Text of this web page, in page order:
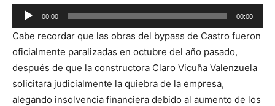
Reproductor
de
audio
00:00 00:00
Cabe recordar que las obras del bypass de Castro fueron
oficialmente paralizadas en octubre del año pasado,
después de que la constructora Claro Vicuña Valenzuela
solicitara judicialmente la quiebra de la empresa,
alegando insolvencia financiera debido al aumento de los